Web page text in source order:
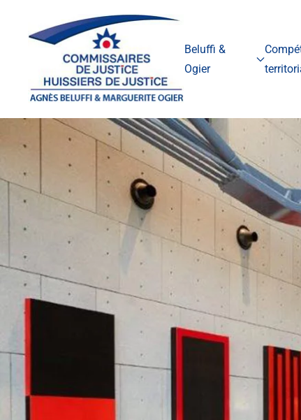
Accéder au contenu principal
Beluffi &
Ogier